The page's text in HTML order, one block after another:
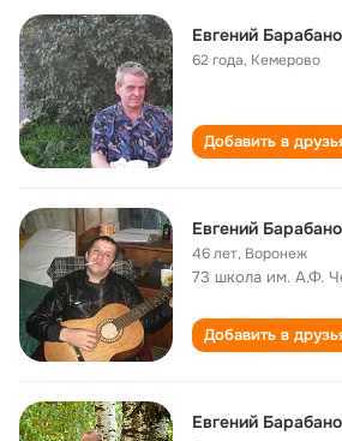
Евгений
62 года, Кемерово
Добавить в
Евгений
46 лет, Воронеж
73 школа им. А.Ф.
Добавить в
Евгений